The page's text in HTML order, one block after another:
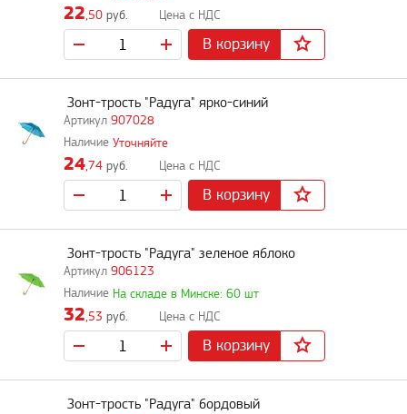
22,50 руб.
В корзину
907028
Зонт-трость "Радуга" ярко-синий
Уточняйте
24,74 руб.
В корзину
906123
Зонт-трость "Радуга" зеленое яблоко
На складе в Минске: 60 шт
32,53 руб.
В корзину
Зонт-трость "Радуга" бордовый